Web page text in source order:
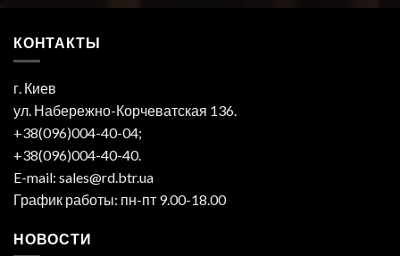
КОНТАКТЫ
г. Киев
ул. Набережно-Корчеватская 136.
+38(096)004-40-04;
+38(096)004-40-40.
E-mail: sales@rd.btr.ua
График работы: пн-пт 9.00-18.00
НОВОСТИ